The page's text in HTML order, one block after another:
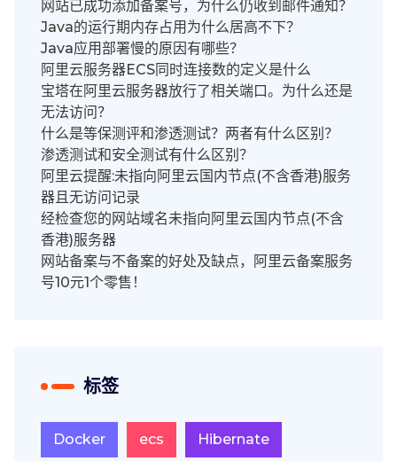
网站已成功添加备案号，为什么仍收到邮件通知？
Java的运行期内存占用为什么居高不下？
Java应用部署慢的原因有哪些？
阿里云服务器ECS同时连接数的定义是什么
宝塔在阿里云服务器放行了相关端口。为什么还是
无法访问？
什么是等保测评和渗透测试？两者有什么区别？
渗透测试和安全测试有什么区别？
阿里云提醒:未指向阿里云国内节点(不含香港)服务
器且无访问记录
经检查您的网站域名未指向阿里云国内节点(不含
香港)服务器
网站备案与不备案的好处及缺点，阿里云备案服务
号10元1个零售！
标签
Docker ecs Hibernate